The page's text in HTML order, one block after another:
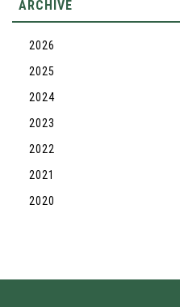
ARCHIVE
2026
2025
2024
2023
2022
2021
2020